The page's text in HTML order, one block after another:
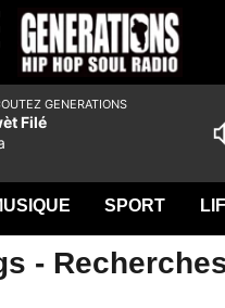
SPORT
-
GENERATIONS
Filé